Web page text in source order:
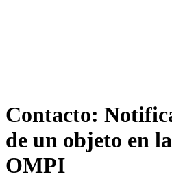
Contacto:
de un objeto en
OMPI